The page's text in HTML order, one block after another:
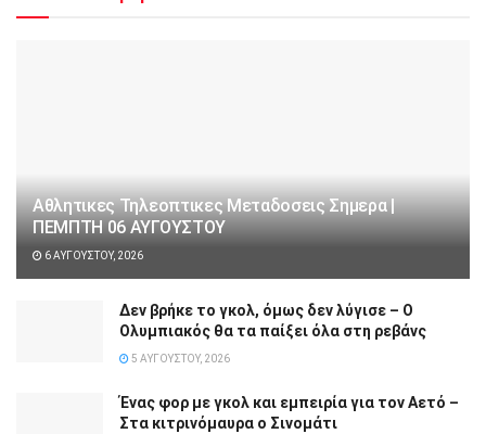
Αθλητικες Τηλεοπτικες Μεταδοσεις Σημερα |
ΠΕΜΠΤΗ 06 ΑΥΓΟΥΣΤΟΥ
6 ΑΥΓΟΎΣΤΟΥ, 2026
Δεν βρήκε το γκολ, όμως δεν λύγισε – Ο
Ολυμπιακός θα τα παίξει όλα στη ρεβάνς
5 ΑΥΓΟΎΣΤΟΥ, 2026
Ένας φορ με γκολ και εμπειρία για τον Αετό –
Στα κιτρινόμαυρα ο Σινομάτι